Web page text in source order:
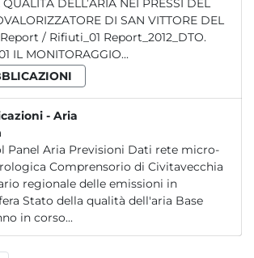
DELL’ARIA NEI PRESSI DEL
DI SAN VITTORE DEL
ERAS_01 IL MONITORAGGIO...
- Aria
Panel Aria Previsioni Dati rete micro-
Comprensorio di Civitavecchia
regionale delle emissioni in
Stato della qualità dell'aria Base
in corso...